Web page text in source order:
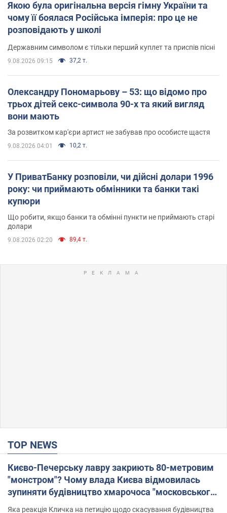
Якою була оригінальна версія гімну України та
чому її боялася Російська імперія: про це не
розповідають у школі
Державним символом є тільки перший куплет та приспів пісні
9.08.2026 09:15 37,2 т.
Олександру Пономарьову – 53: що відомо про
трьох дітей секс-символа 90-х та який вигляд
вони мають
За розвитком кар'єри артист не забував про особисте щастя
9.08.2026 04:01 10,2 т.
У ПриватБанку розповіли, чи дійсні долари 1996
року: чи приймають обмінники та банки такі
купюри
Що робити, якщо банки та обмінні пункти не приймають старі
долари
9.08.2026 02:20 89,4 т.
TOP NEWS
Києво-Печерську лавру закриють 80-метровим
"монстром"? Чому влада Києва відмовилась
зупиняти будівництво хмарочоса "московського
вірянина"
Яка реакція Кличка на петицію щодо скасування будівництва